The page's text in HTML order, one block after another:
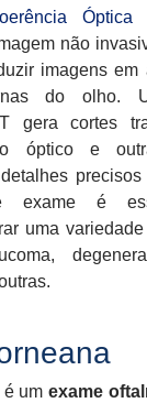
Óptica
não
imagens em
do olho.
gera cortes
óptico e
exame é
uma
é umexame